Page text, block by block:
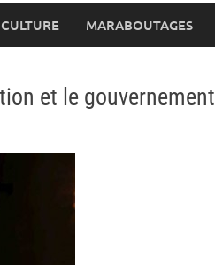
CULTURE MARABOUTAGES
et le gouvernement